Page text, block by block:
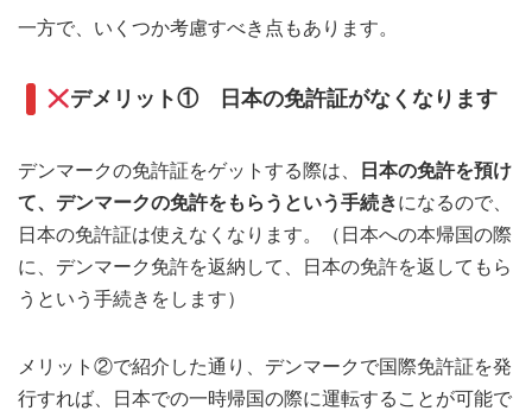
一方で、いくつか考慮すべき点もあります。
デメリット① 日本の免許証がなくなります
デンマークの免許証をゲットする際は、 日本の免許を預け
て、デンマークの免許をもらうという手続きになるので、
日本の免許証は使えなくなります。（日本への本帰国の際
に、デンマーク免許を返納して、日本の免許を返してもら
うという手続きをします）
メリット②で紹介した通り、デンマークで国際免許証を発
行すれば、日本での一時帰国の際に運転することが可能で